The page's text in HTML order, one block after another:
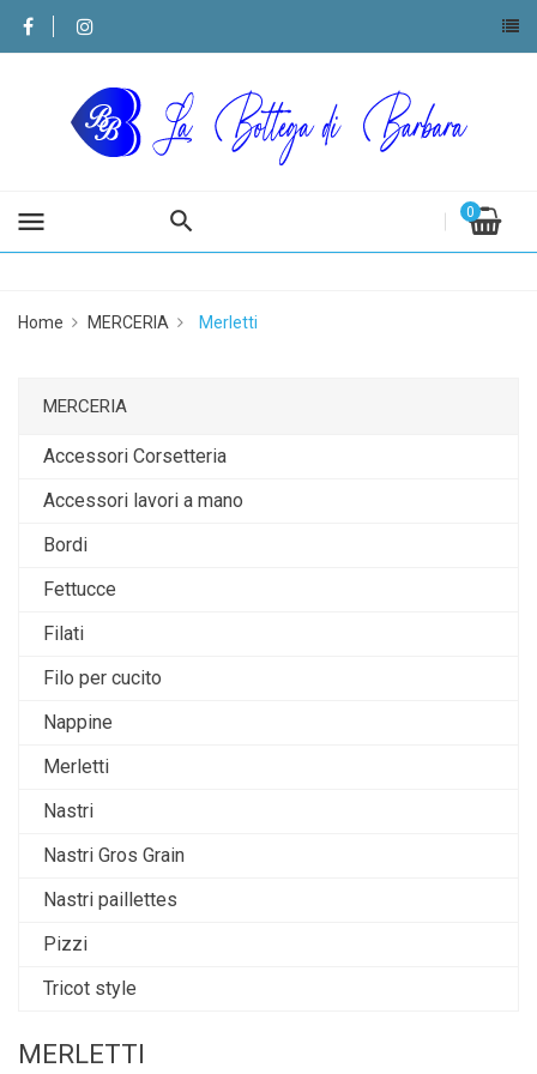
menu 0
Home MERCERIA Merletti
MERCERIA
Accessori Corsetteria
Accessori lavori a mano
Bordi
Fettucce
Filati
Filo per cucito
Nappine
Merletti
Nastri
Nastri Gros Grain
Nastri paillettes
Pizzi
Tricot style
MERLETTI